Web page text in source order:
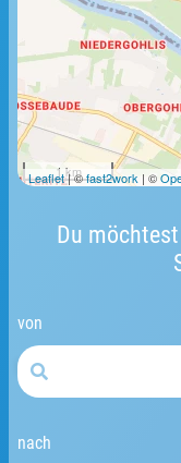
Du
von
nach
1 km
Leaflet| ©fast2work | ©